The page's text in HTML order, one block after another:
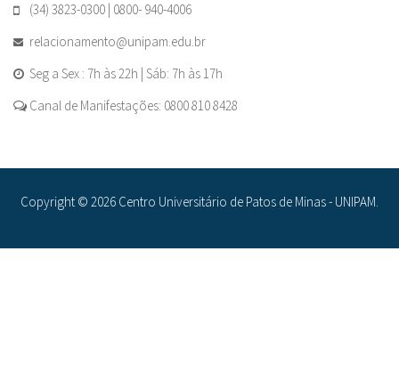
(34) 3823-0300 | 0800- 940-4006
relacionamento@unipam.edu.br
Seg a Sex : 7h às 22h | Sáb: 7h às 17h
Canal de Manifestações: 0800 810 8428
Copyright © 2026 Centro Universitário de Patos de Minas - UNIPAM.